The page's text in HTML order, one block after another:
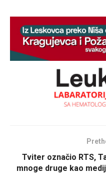
Tviter označio RTS,
mnoge druge kao